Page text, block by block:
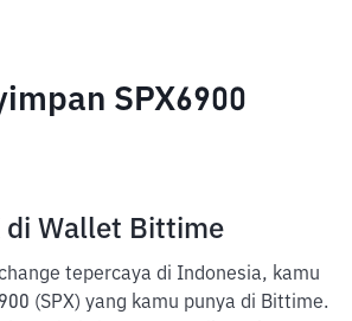
SPX6900
di Wallet Bittime
tepercaya di Indonesia, kamu
(SPX) yang kamu punya di Bittime.